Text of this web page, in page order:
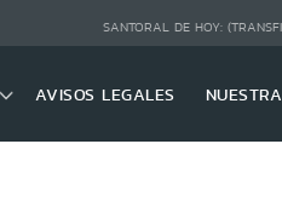
SANTORAL DE HOY:
AVISOS LEGALES